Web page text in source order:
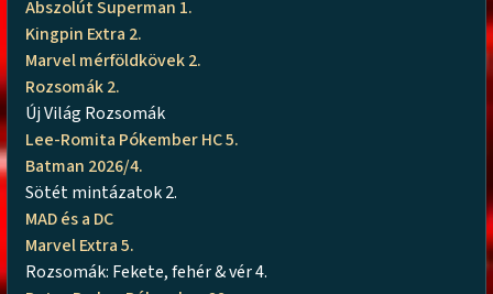
Abszolút Superman 1.
Kingpin Extra 2.
Marvel mérföldkövek 2.
Rozsomák 2.
Új Világ Rozsomák
Lee-Romita Pókember HC 5.
Batman 2026/4.
Sötét mintázatok 2.
MAD és a DC
Marvel Extra 5.
Rozsomák: Fekete, fehér & vér 4.